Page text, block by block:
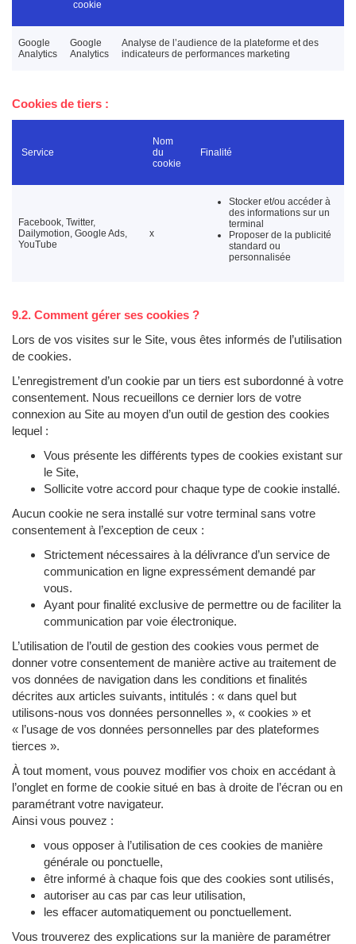
cookie
Google
Analytics
Google
Analytics
Analyse de l’audience de la plateforme et des
indicateurs de performances marketing
Cookies de tiers :
Service
Nom
du
cookie
Finalité
Facebook, Twitter,
Dailymotion, Google Ads,
YouTube
x
Stocker et/ou accéder à
des informations sur un
terminal
Proposer de la publicité
standard ou
personnalisée
9.2. Comment gérer ses cookies ?
Lors de vos visites sur le Site, vous êtes informés de l’utilisation
de cookies.
L’enregistrement d’un cookie par un tiers est subordonné à votre
consentement. Nous recueillons ce dernier lors de votre
connexion au Site au moyen d’un outil de gestion des cookies
lequel :
Vous présente les différents types de cookies existant sur
le Site,
Sollicite votre accord pour chaque type de cookie installé.
Aucun cookie ne sera installé sur votre terminal sans votre
consentement à l’exception de ceux :
Strictement nécessaires à la délivrance d’un service de
communication en ligne expressément demandé par
vous.
Ayant pour finalité exclusive de permettre ou de faciliter la
communication par voie électronique.
L’utilisation de l’outil de gestion des cookies vous permet de
donner votre consentement de manière active au traitement de
vos données de navigation dans les conditions et finalités
décrites aux articles suivants, intitulés : « dans quel but
utilisons-nous vos données personnelles », « cookies » et
« l’usage de vos données personnelles par des plateformes
tierces ».
À tout moment, vous pouvez modifier vos choix en accédant à
l’onglet en forme de cookie situé en bas à droite de l’écran ou en
paramétrant votre navigateur.
Ainsi vous pouvez :
vous opposer à l’utilisation de ces cookies de manière
générale ou ponctuelle,
être informé à chaque fois que des cookies sont utilisés,
autoriser au cas par cas leur utilisation,
les effacer automatiquement ou ponctuellement.
Vous trouverez des explications sur la manière de paramétrer